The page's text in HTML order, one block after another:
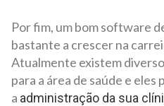
Por fim, um bom software
bastante a crescer na
Atualmente existem
para a área de saúde e
a administração da sua